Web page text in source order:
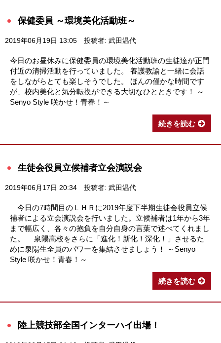
保健委員 ～環境美化活動班～
2019年06月19日 13:05 投稿者: 武田温代
今日のお昼休みに保健委員の環境美化活動班の生徒達が正門
付近の清掃活動を行っていました。 養護教諭と一緒に会話
をしながらとても楽しそうでした。 ほんの僅かな時間です
が、校内美化と気分転換ができる大切なひとときです！ ～
Senyo Style 咲かせ！青春！～
続きを読む
生徒会役員立候補者立会演説会
2019年06月17日 20:34 投稿者: 武田温代
今日の7時間目のＬＨＲに2019年度下半期生徒会役員立候
補者による立会演説会を行いました。立候補者は1年から3年
まで幅広く、各々の抱負を自分自身の言葉で述べてくれまし
た。 泉陽高校をさらに「進化！新化！深化！」させるた
めに泉陽生全員のパワーを集結させましょう！ ～Senyo
Style 咲かせ！青春！～
続きを読む
陸上競技部全国インターハイ出場！